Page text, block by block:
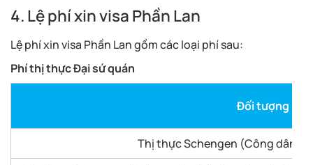
4. Lệ phí xin visa Phần Lan
Lệ phí xin visa Phần Lan gồm các loại phí sau:
Phí thị thực Đại sứ quán
Đối tượng
Thị thực Schengen (Công dân